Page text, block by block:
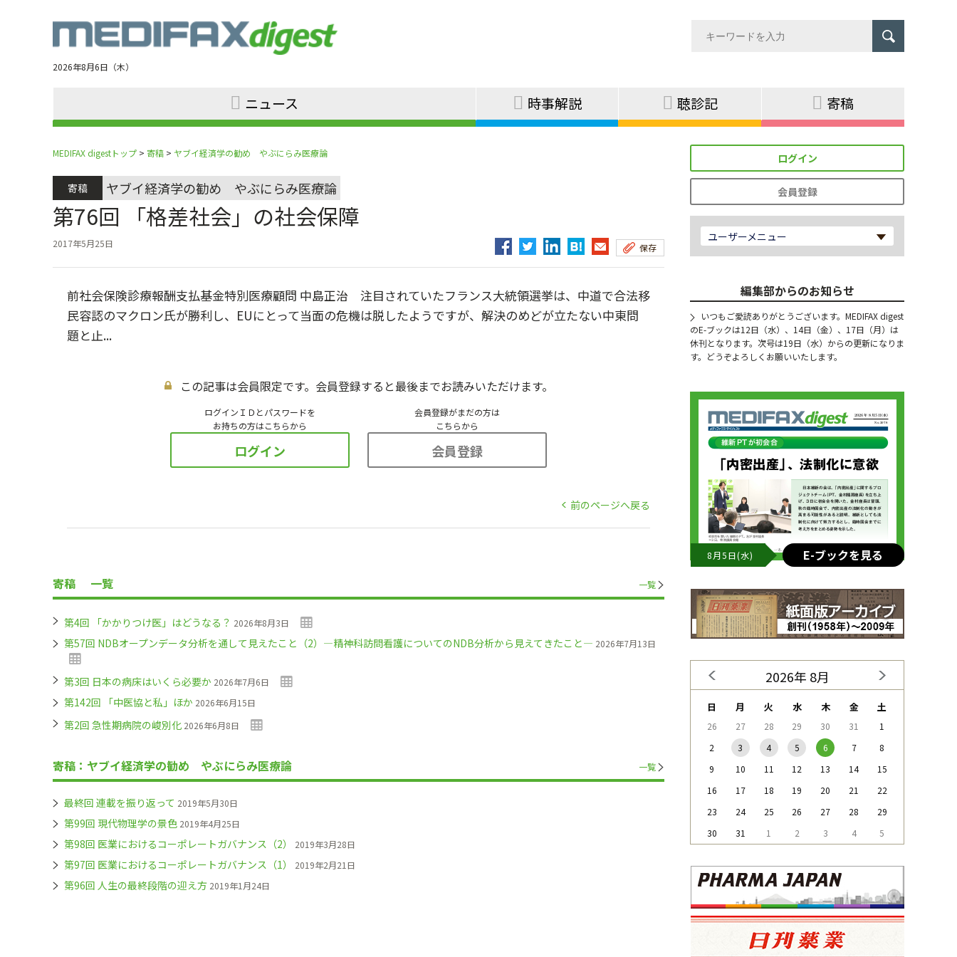
navigation
2026年8月6日（木）
ニュース 時事解説 聴診記 寄稿
MEDIFAX digestトップ > 寄稿 > ヤブイ経済学の勧め やぶにらみ医療論
寄稿 ヤブイ経済学の勧め やぶにらみ医療論
第76回 「格差社会」の社会保障
2017年5月25日 保存
前社会保険診療報酬支払基金特別医療顧問 中島正治 注目されていたフランス大統領選挙は、中道で合法移
民容認のマクロン氏が勝利し、EUにとって当面の危機は脱したようですが、解決のめどが立たない中東問
題と止...
この記事は会員限定です。会員登録すると最後までお読みいただけます。
ログインＩＤとパスワードを
お持ちの方はこちらから
ログイン
会員登録がまだの方は
こちらから
会員登録
前のページへ戻る
寄稿 一覧 一覧
第4回 「かかりつけ医」はどうなる？ 2026年8月3日
第57回 NDBオープンデータ分析を通して見えたこと（2）―精神科訪問看護についてのNDB分析から見えてきたこと― 2026年7月13日
第3回 日本の病床はいくら必要か 2026年7月6日
第142回 「中医協と私」ほか 2026年6月15日
第2回 急性期病院の峻別化 2026年6月8日
寄稿：ヤブイ経済学の勧め やぶにらみ医療論 一覧
最終回 連載を振り返って 2019年5月30日
第99回 現代物理学の景色 2019年4月25日
第98回 医業におけるコーポレートガバナンス（2） 2019年3月28日
第97回 医業におけるコーポレートガバナンス（1） 2019年2月21日
第96回 人生の最終段階の迎え方 2019年1月24日
ログイン
会員登録
ユーザーメニュー
編集部からのお知らせ
いつもご愛読ありがとうございます。MEDIFAX digest
のE-ブックは12日（水）、14日（金）、17日（月）は
休刊となります。次号は19日（水）からの更新になりま
す。どうぞよろしくお願いいたします。
8月5日(水) E-ブックを見る
2026年 8月
日 月 火 水 木 金 土
26 27 28 29 30 31
1
2
3 4 5 6 7
8
9
10 11 12 13 14
15
16
17 18 19 20 21
22
23
24 25 26 27 28
29
30
31 1 2 3 4 5